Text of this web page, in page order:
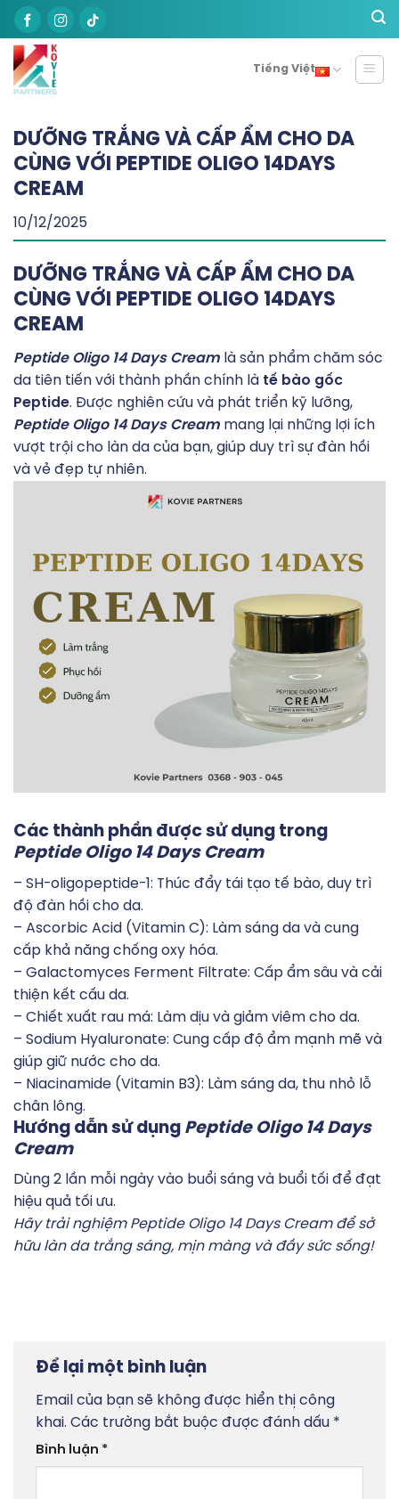
Skip
content
Tiếng Việt
DƯỠNG TRẮNG VÀ CẤP ẨM CHO DA
CÙNG VỚI PEPTIDE OLIGO 14DAYS
CREAM
10/12/2025
DƯỠNG TRẮNG VÀ CẤP ẨM CHO DA
CÙNG VỚI PEPTIDE OLIGO 14DAYS
CREAM
Peptide Oligo 14 Days Cream là sản phẩm chăm sóc
da tiên tiến với thành phần chính là tế bào gốc
Peptide. Được nghiên cứu và phát triển kỹ lưỡng,
Peptide Oligo 14 Days Cream mang lại những lợi ích
vượt trội cho làn da của bạn, giúp duy trì sự đàn hồi
và vẻ đẹp tự nhiên.
Các thành phần được sử dụng trong
Peptide Oligo 14 Days Cream
– SH-oligopeptide-1: Thúc đẩy tái tạo tế bào, duy trì
độ đàn hồi cho da.
– Ascorbic Acid (Vitamin C): Làm sáng da và cung
cấp khả năng chống oxy hóa.
– Galactomyces Ferment Filtrate: Cấp ẩm sâu và cải
thiện kết cấu da.
– Chiết xuất rau má: Làm dịu và giảm viêm cho da.
– Sodium Hyaluronate: Cung cấp độ ẩm mạnh mẽ và
giúp giữ nước cho da.
– Niacinamide (Vitamin B3): Làm sáng da, thu nhỏ lỗ
chân lông.
Hướng dẫn sử dụng Peptide Oligo 14 Days
Cream
Dùng 2 lần mỗi ngày vào buổi sáng và buổi tối để đạt
hiệu quả tối ưu.
Hãy trải nghiệm Peptide Oligo 14 Days Cream để sở
hữu làn da trắng sáng, mịn màng và đầy sức sống!
Để lại một bình luận
Email của bạn sẽ không được hiển thị công
khai. Các trường bắt buộc được đánh dấu *
Bình luận *